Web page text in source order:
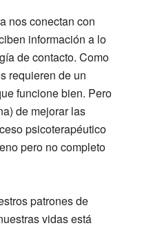
nos conectan con
información a lo
de contacto. Como
requieren de un
funcione bien. Pero
de mejorar las
psicoterapéutico
pero no completo
patrones de
vidas está